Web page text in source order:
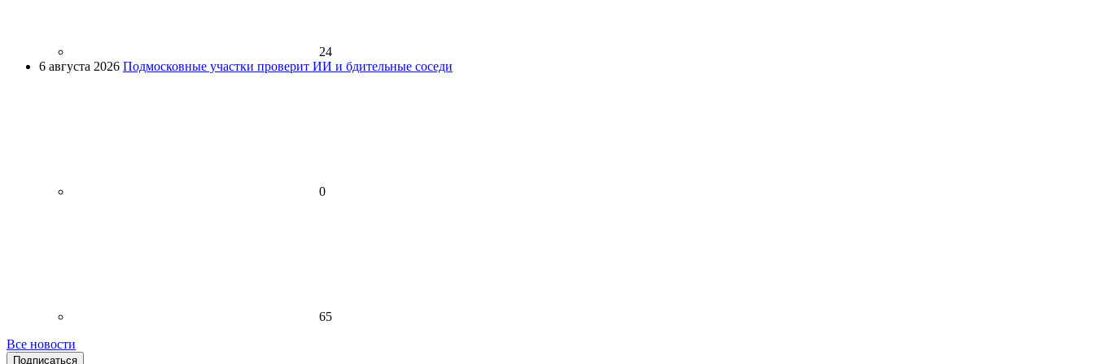
24
6 августа 2026 Подмосковные участки проверит ИИ и бдительные соседи
0
65
Все новости
Подписаться